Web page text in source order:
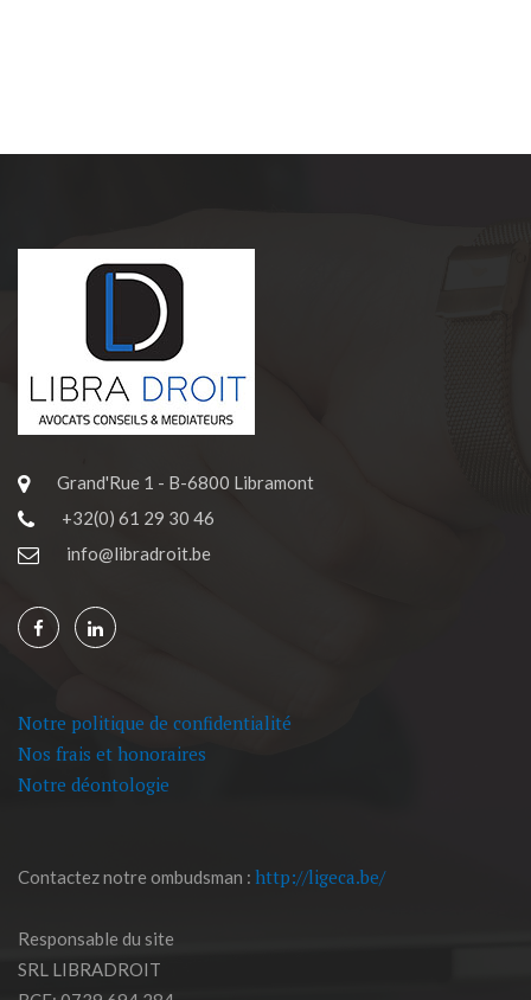
Grand'Rue 1 - B-6800 Libramont
+32(0) 61 29 30 46
info@libradroit.be
Notre politique de confidentialité
Nos frais et honoraires
Notre déontologie
Contactez notre ombudsman : http://ligeca.be/
Responsable du site
SRL LIBRADROIT